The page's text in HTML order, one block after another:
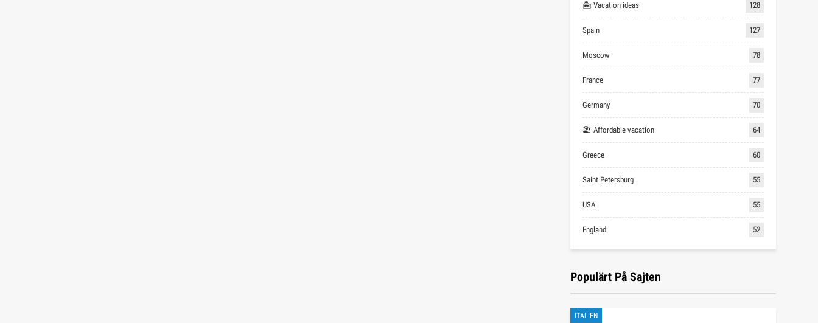
🏝 Vacation ideas 128
Spain 127
Moscow 78
France 77
Germany 70
🏖 Affordable vacation 64
Greece 60
Saint Petersburg 55
USA 55
England 52
Populärt På Sajten
ITALIEN